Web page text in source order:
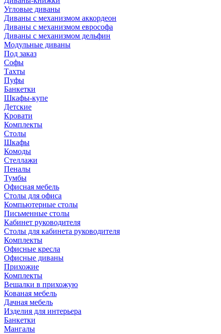
Угловые диваны
Диваны с механизмом аккордеон
Диваны с механизмом еврософа
Диваны с механизмом дельфин
Модульные диваны
Под заказ
Софы
Тахты
Пуфы
Банкетки
Шкафы-купе
Детские
Кровати
Комплекты
Столы
Шкафы
Комоды
Стеллажи
Пеналы
Тумбы
Офисная мебель
Столы для офиса
Компьютерные столы
Письменные столы
Кабинет руководителя
Столы для кабинета руководителя
Комплекты
Офисные кресла
Офисные диваны
Прихожие
Комплекты
Вешалки в прихожую
Кованая мебель
Дачная мебель
Изделия для интерьера
Банкетки
Мангалы